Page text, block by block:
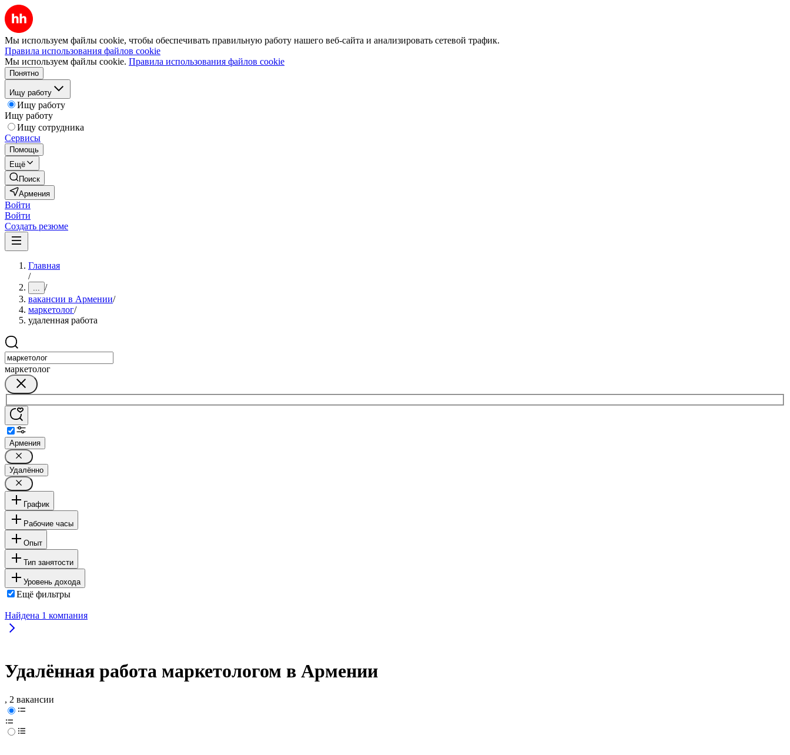
Мы используем файлы cookie, чтобы обеспечивать правильную работу нашего веб-сайта и анализировать сетевой трафик.
Правила использования файлов cookie
Мы используем файлы cookie. Правила использования файлов cookie
Понятно
Ищу работу
Ищу работу
Ищу работу
Ищу сотрудника
Сервисы
Помощь
Ещё
Поиск
Армения
Войти
Войти
Создать резюме
Главная
/
... /
вакансии в Армении/
маркетолог/
удаленная работа
маркетолог
Армения
Удалённо
График
Рабочие часы
Опыт
Тип занятости
Уровень дохода
Ещё фильтры
Найдена 1 компания
Удалённая работа маркетологом в Армении
, 2 вакансии